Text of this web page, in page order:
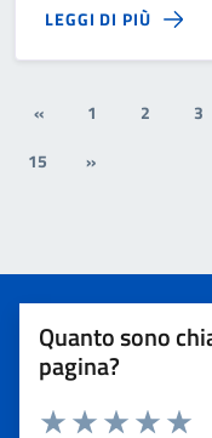
LEGGI DI PIÙ
« 1 2 3
15
»
Quanto sono
pagina?